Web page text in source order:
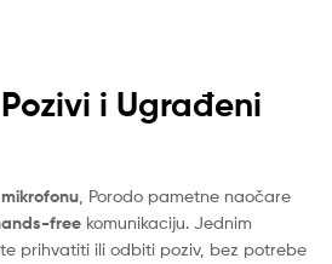
i Ugrađeni
, Porodo pametne naočare
free komunikaciju. Jednim
prihvatiti ili odbiti poziv, bez potrebe